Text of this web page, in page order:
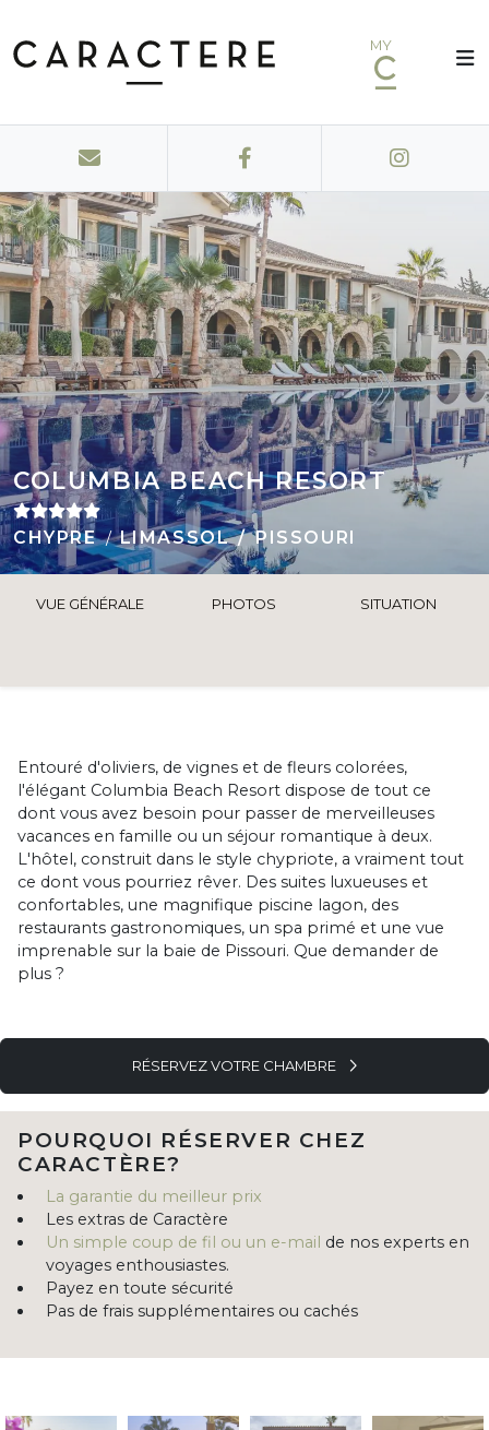
MY
COLUMBIA BEACH RESORT
CHYPRE LIMASSOL PISSOURI
VUE GÉNÉRALE PHOTOS SITUATION
Entouré d'oliviers, de vignes et de fleurs colorées,
l'élégant Columbia Beach Resort dispose de tout ce
dont vous avez besoin pour passer de merveilleuses
vacances en famille ou un séjour romantique à deux.
L'hôtel, construit dans le style chypriote, a vraiment tout
ce dont vous pourriez rêver. Des suites luxueuses et
confortables, une magnifique piscine lagon, des
restaurants gastronomiques, un spa primé et une vue
imprenable sur la baie de Pissouri. Que demander de
plus ?
RÉSERVEZ VOTRE CHAMBRE
POURQUOI RÉSERVER CHEZ
CARACTÈRE?
La garantie du meilleur prix
Les extras de Caractère
Un simple coup de fil ou un e-mail de nos experts en
voyages enthousiastes.
Payez en toute sécurité
Pas de frais supplémentaires ou cachés